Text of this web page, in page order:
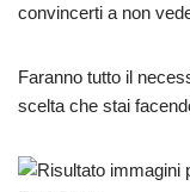
convincerti a non
Faranno tutto il
scelta che stai